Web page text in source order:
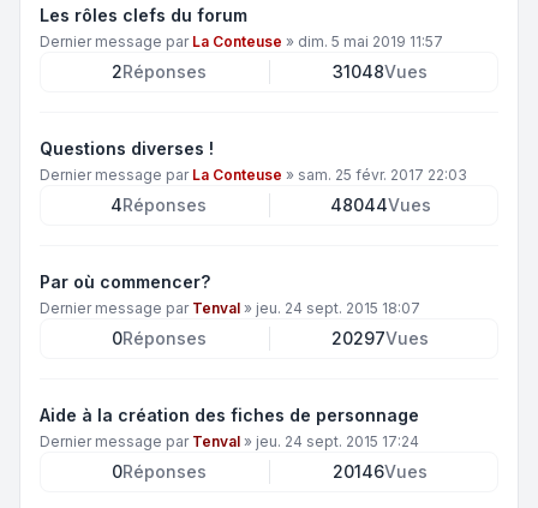
Les rôles clefs du forum
Dernier message par La Conteuse » dim. 5 mai 2019 11:57
2Réponses 31048Vues
Questions diverses !
Dernier message par La Conteuse » sam. 25 févr. 2017 22:03
4Réponses 48044Vues
Par où commencer?
Dernier message par Tenval » jeu. 24 sept. 2015 18:07
0Réponses 20297Vues
Aide à la création des fiches de personnage
Dernier message par Tenval » jeu. 24 sept. 2015 17:24
0Réponses 20146Vues